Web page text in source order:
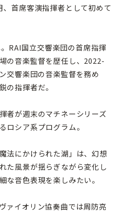
首席客演指揮者として初めて
RAI国立交響楽団の首席指揮
の音楽監督を歴任し、2022-
交響楽団の音楽監督を務め
の指揮者だ。
者が週末のマチネーシリーズ
ロシア系プログラム。
法にかけられた湖」は、幻想
た風景が揺らぎながら変化し
な音色表現を楽しみたい。
ァイオリン協奏曲では周防亮